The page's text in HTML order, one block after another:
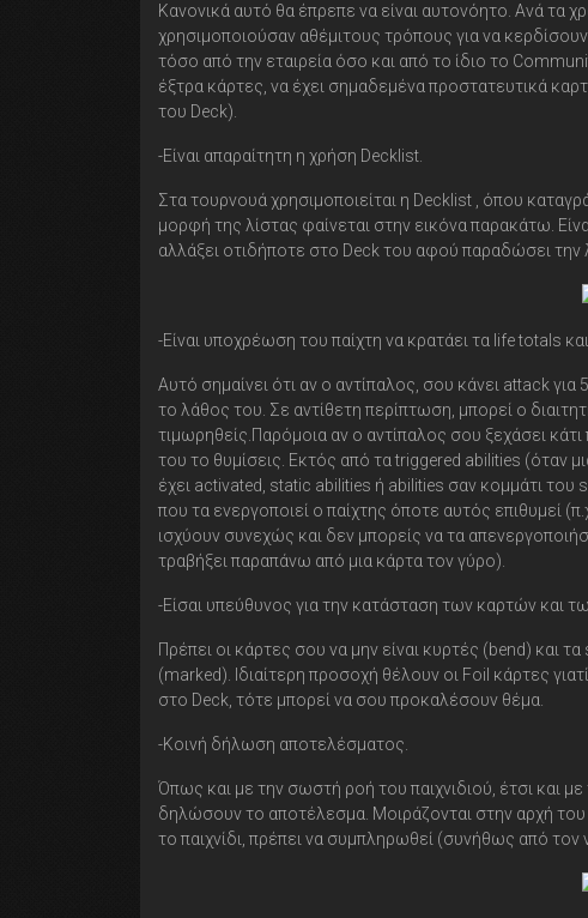
Κανονικά αυτό θα έπρεπε να είναι αυτονόητο. Ανά τα
χρησιμοποιούσαν αθέμιτους τρόπους για να
τόσο από την εταιρεία όσο και από το ίδιο το
έξτρα κάρτες, να έχει σημαδεμένα προστατευτικά
του Deck).
-Είναι απαραίτητη η χρήση Decklist.
Στα τουρνουά χρησιμοποιείται η Decklist , όπου
μορφή της λίστας φαίνεται στην εικόνα παρακάτω.
αλλάξει οτιδήποτε στο Deck του αφού παραδώσει την
-Είναι υποχρέωση του παίχτη να κρατάει τα life totals
Αυτό σημαίνει ότι αν ο αντίπαλος, σου κάνει attack
το λάθος του. Σε αντίθετη περίπτωση, μπορεί ο
τιμωρηθείς.Παρόμοια αν ο αντίπαλος σου ξεχάσει κάτι
του το θυμίσεις. Εκτός από τα triggered abilities (όταν
έχει activated, static abilities ή abilities σαν κομμάτι του
που τα ενεργοποιεί ο παίχτης όποτε αυτός επιθυμεί
ισχύουν συνεχώς και δεν μπορείς να τα
τραβήξει παραπάνω από μια κάρτα τον γύρο).
-Είσαι υπεύθυνος για την κατάσταση των καρτών και
Πρέπει οι κάρτες σου να μην είναι κυρτές (bend) και
(marked). Ιδιαίτερη προσοχή θέλουν οι Foil κάρτες
στο Deck, τότε μπορεί να σου προκαλέσουν θέμα.
-Κοινή δήλωση αποτελέσματος.
Όπως και με την σωστή ροή του παιχνιδιού, έτσι και
δηλώσουν το αποτέλεσμα. Μοιράζονται στην αρχή
το παιχνίδι, πρέπει να συμπληρωθεί (συνήθως από τον